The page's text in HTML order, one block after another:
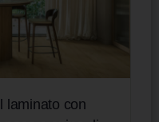
laminato con